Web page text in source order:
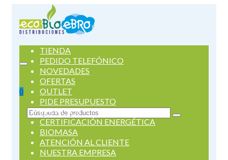
0
Buscar
por:
TIENDA
PEDIDO TELEFÓNICO
NOVEDADES
OFERTAS
OUTLET
PIDE PRESUPUESTO
SERVICIOS
CERTIFICACIÓN ENERGÉTICA
BIOMASA
ATENCIÓN AL CLIENTE
NUESTRA EMPRESA